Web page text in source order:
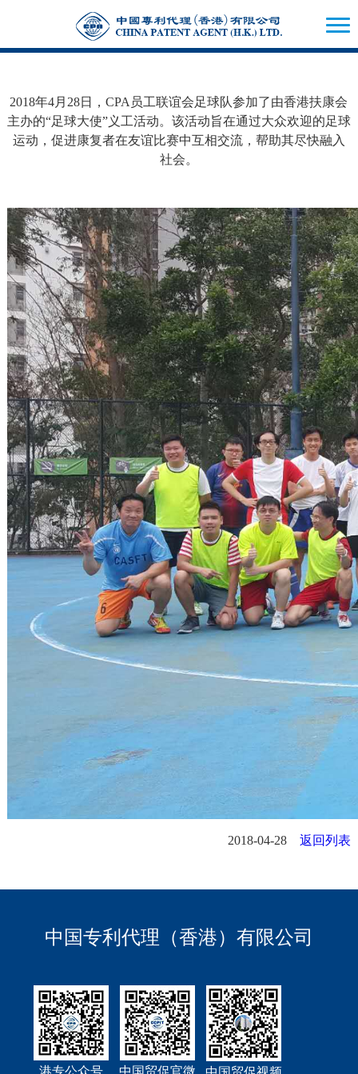
2018年4月28日，CPA员工联谊会足球队参加了由香港扶康会
主办的“足球大使”义工活动。该活动旨在通过大众欢迎的足球
运动，促进康复者在友谊比赛中互相交流，帮助其尽快融入
社会。
2018-04-28返回列表
中国专利代理（香港）有限公司
港专公众号 中国贸促官微